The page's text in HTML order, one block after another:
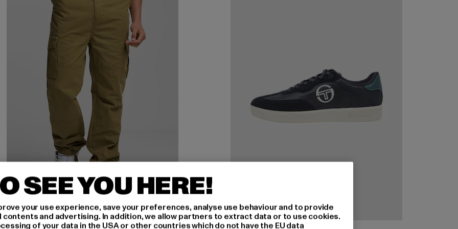
ZOO YORK
Basic
SEE YOU HERE!
your use experience, save your preferences, analyse use behaviour and to provide
and advertising. In addition, we allow partners to extract data or to use cookies.
of your data in the USA or other countries which do not have the EU data